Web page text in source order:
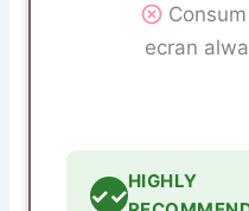
ecran
✓✓
HIGHLY